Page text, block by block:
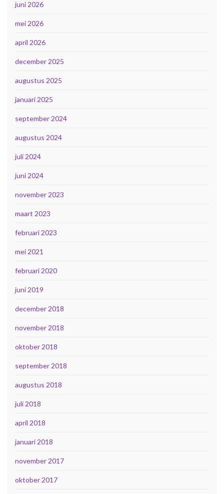
juni 2026
mei 2026
april 2026
december 2025
augustus 2025
januari 2025
september 2024
augustus 2024
juli 2024
juni 2024
november 2023
maart 2023
februari 2023
mei 2021
februari 2020
juni 2019
december 2018
november 2018
oktober 2018
september 2018
augustus 2018
juli 2018
april 2018
januari 2018
november 2017
oktober 2017